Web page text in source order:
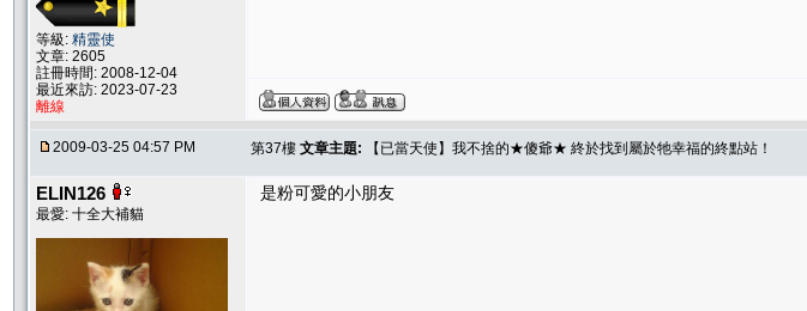
等級: 精靈使
文章: 2605
註冊時間: 2008-12-04
最近來訪: 2023-07-23
離線
2009-03-25 04:57 PM 第37樓 文章主題: 【已當天使】我不捨的★傻爺★ 終於找到屬於牠幸福的終點站！
ELIN126
最愛: 十全大補貓
是粉可愛的小朋友